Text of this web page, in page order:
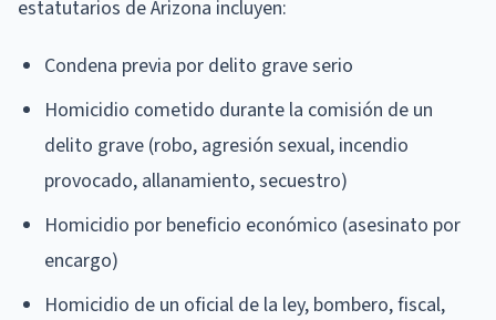
estatutarios de Arizona incluyen:
Condena previa por delito grave serio
Homicidio cometido durante la comisión de un
delito grave (robo, agresión sexual, incendio
provocado, allanamiento, secuestro)
Homicidio por beneficio económico (asesinato por
encargo)
Homicidio de un oficial de la ley, bombero, fiscal,